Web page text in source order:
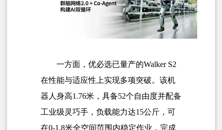
一方面，优必选已量产的Walker S2
在性能与适应性上实现多项突破。该机
器人身高1.76米，具备52个自由度并配备
工业级灵巧手，负载能力达15公斤，可
在0-1.8米全空间范围内稳定作业，完成